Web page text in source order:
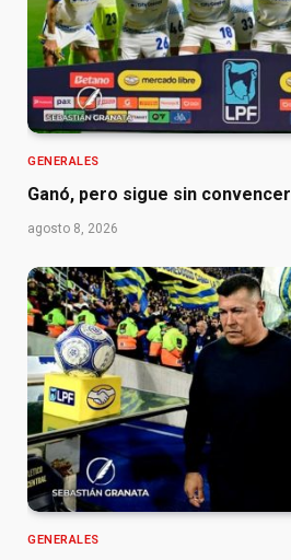
GENERALES
Ganó, pero sigue sin convencer
agosto 8, 2026
GENERALES